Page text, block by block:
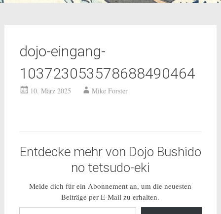
dojo-eingang-
103723053578688490464
10. März 2025 Mike Forster
Entdecke mehr von Dojo Bushido
no tetsudo-eki
Melde dich für ein Abonnement an, um die neuesten
Beiträge per E-Mail zu erhalten.
Gib deine E-Mail-Adresse ein ...